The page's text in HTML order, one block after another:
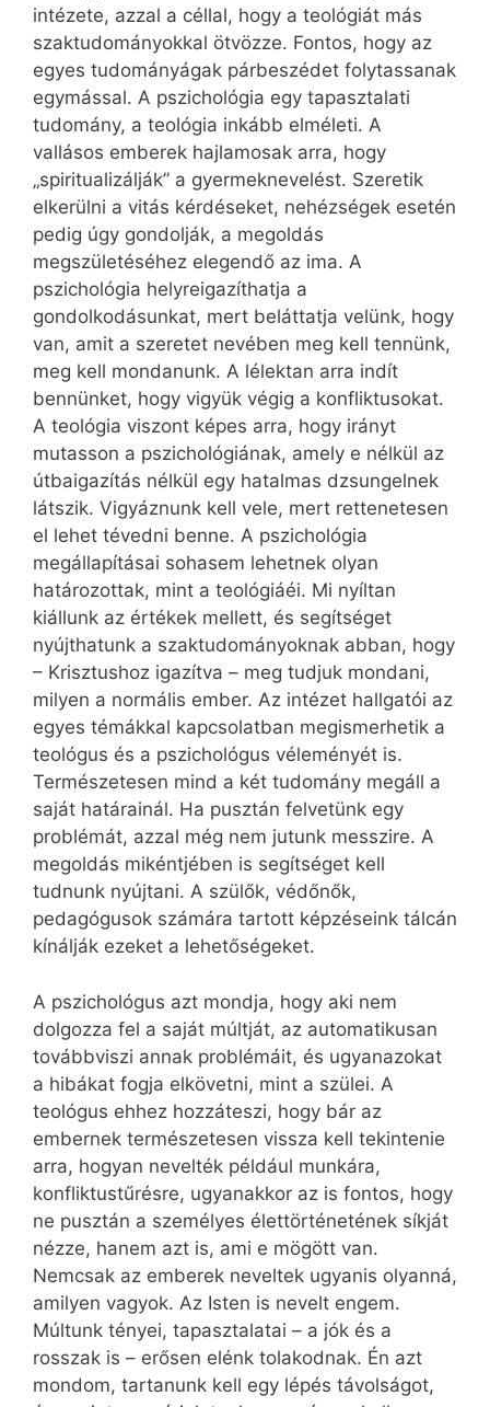
intézete, azzal a céllal, hogy a teológiát más
szaktudományokkal ötvözze. Fontos, hogy az
egyes tudományágak párbeszédet folytassanak
egymással. A pszichológia egy tapasztalati
tudomány, a teológia inkább elméleti. A
vallásos emberek hajlamosak arra, hogy
„spiritualizálják” a gyermeknevelést. Szeretik
elkerülni a vitás kérdéseket, nehézségek esetén
pedig úgy gondolják, a megoldás
megszületéséhez elegendő az ima. A
pszichológia helyreigazíthatja a
gondolkodásunkat, mert beláttatja velünk, hogy
van, amit a szeretet nevében meg kell tennünk,
meg kell mondanunk. A lélektan arra indít
bennünket, hogy vigyük végig a konfliktusokat.
A teológia viszont képes arra, hogy irányt
mutasson a pszichológiának, amely e nélkül az
útbaigazítás nélkül egy hatalmas dzsungelnek
látszik. Vigyáznunk kell vele, mert rettenetesen
el lehet tévedni benne. A pszichológia
megállapításai sohasem lehetnek olyan
határozottak, mint a teológiáéi. Mi nyíltan
kiállunk az értékek mellett, és segítséget
nyújthatunk a szaktudományoknak abban, hogy
– Krisztushoz igazítva – meg tudjuk mondani,
milyen a normális ember. Az intézet hallgatói az
egyes témákkal kapcsolatban megismerhetik a
teológus és a pszichológus véleményét is.
Természetesen mind a két tudomány megáll a
saját határainál. Ha pusztán felvetünk egy
problémát, azzal még nem jutunk messzire. A
megoldás mikéntjében is segítséget kell
tudnunk nyújtani. A szülők, védőnők,
pedagógusok számára tartott képzéseink tálcán
kínálják ezeket a lehetőségeket.
A pszichológus azt mondja, hogy aki nem
dolgozza fel a saját múltját, az automatikusan
továbbviszi annak problémáit, és ugyanazokat
a hibákat fogja elkövetni, mint a szülei. A
teológus ehhez hozzáteszi, hogy bár az
embernek természetesen vissza kell tekintenie
arra, hogyan nevelték például munkára,
konfliktustűrésre, ugyanakkor az is fontos, hogy
ne pusztán a személyes élettörténetének síkját
nézze, hanem azt is, ami e mögött van.
Nemcsak az emberek neveltek ugyanis olyanná,
amilyen vagyok. Az Isten is nevelt engem.
Múltunk tényei, tapasztalatai – a jók és a
rosszak is – erősen elénk tolakodnak. Én azt
mondom, tartanunk kell egy lépés távolságot,